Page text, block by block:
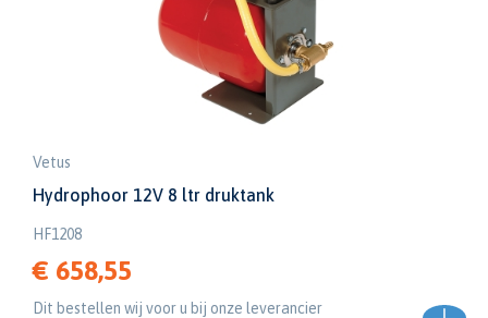
Vetus
Hydrophoor 12V 8 ltr druktank
HF1208
€ 658,55
Dit bestellen wij voor u bij onze leverancier